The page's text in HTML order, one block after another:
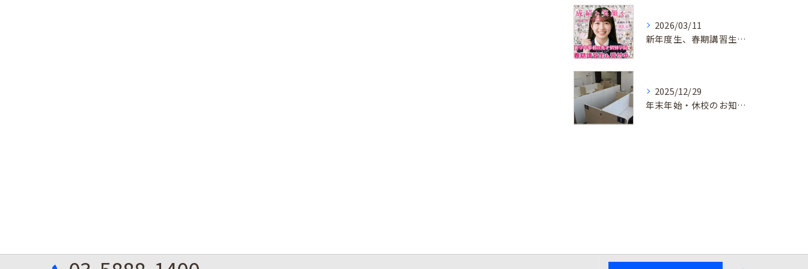
2026/03/11
新年度生、春期講習生 受付中！
2025/12/29
年末年始・休校のお知らせ